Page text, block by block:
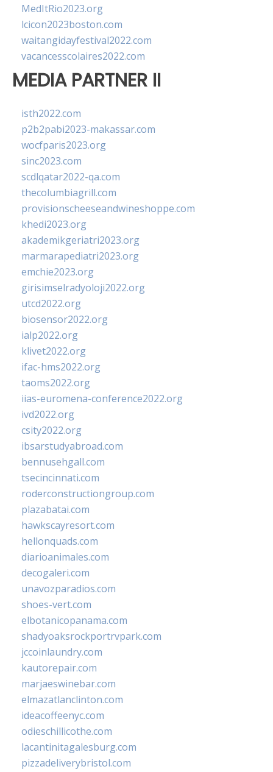
MedItRio2023.org
lcicon2023boston.com
waitangidayfestival2022.com
vacancesscolaires2022.com
MEDIA PARTNER II
isth2022.com
p2b2pabi2023-makassar.com
wocfparis2023.org
sinc2023.com
scdlqatar2022-qa.com
thecolumbiagrill.com
provisionscheeseandwineshoppe.com
khedi2023.org
akademikgeriatri2023.org
marmarapediatri2023.org
emchie2023.org
girisimselradyoloji2022.org
utcd2022.org
biosensor2022.org
ialp2022.org
klivet2022.org
ifac-hms2022.org
taoms2022.org
iias-euromena-conference2022.org
ivd2022.org
csity2022.org
ibsarstudyabroad.com
bennusehgall.com
tsecincinnati.com
roderconstructiongroup.com
plazabatai.com
hawkscayresort.com
hellonquads.com
diarioanimales.com
decogaleri.com
unavozparadios.com
shoes-vert.com
elbotanicopanama.com
shadyoaksrockportrvpark.com
jccoinlaundry.com
kautorepair.com
marjaeswinebar.com
elmazatlanclinton.com
ideacoffeenyc.com
odieschillicothe.com
lacantinitagalesburg.com
pizzadeliverybristol.com